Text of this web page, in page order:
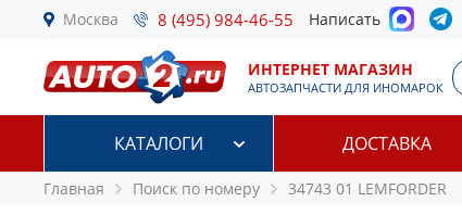
Москва 8 (495) 984-46-55 Написать
ИНТЕРНЕТ МАГАЗИН
АВТОЗАПЧАСТИ ДЛЯ ИНОМАРОК
КАТАЛОГИ ДОСТАВКА
Главная Поиск по номеру 34743 01 LEMFORDER